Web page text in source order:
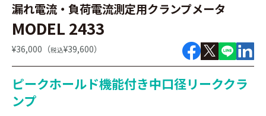
漏れ電流・負荷電流測定用クランプメータ
MODEL 2433
¥36,000（税込¥39,600）
ピークホールド機能付き中口径リーククラ
ンプ